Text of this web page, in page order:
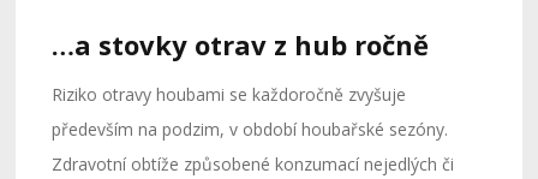
…a stovky otrav z hub ročně
Riziko otravy houbami se každoročně zvyšuje
především na podzim, v období houbařské sezóny.
Zdravotní obtíže způsobené konzumací nejedlých či